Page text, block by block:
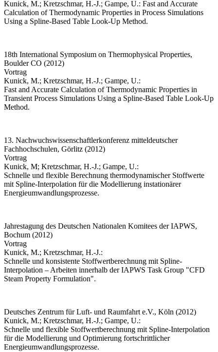
Kunick, M.; Kretzschmar, H.-J.; Gampe, U.: Fast and Accurate
Calculation of Thermodynamic Properties in Process Simulations
Using a Spline-Based Table Look-Up Method.
18th International Symposium on Thermophysical Properties,
Boulder CO (2012)
Vortrag
Kunick, M.; Kretzschmar, H.-J.; Gampe, U.:
Fast and Accurate Calculation of Thermodynamic Properties in
Transient Process Simulations Using a Spline-Based Table Look-Up
Method.
13. Nachwuchswissenschaftlerkonferenz mitteldeutscher
Fachhochschulen, Görlitz (2012)
Vortrag
Kunick, M; Kretzschmar, H.-J.; Gampe, U.:
Schnelle und flexible Berechnung thermodynamischer Stoffwerte
mit Spline-Interpolation für die Modellierung instationärer
Energieumwandlungsprozesse.
Jahrestagung des Deutschen Nationalen Komitees der IAPWS,
Bochum (2012)
Vortrag
Kunick, M.; Kretzschmar, H.-J.:
Schnelle und konsistente Stoffwertberechnung mit Spline-
Interpolation – Arbeiten innerhalb der IAPWS Task Group "CFD
Steam Property Formulation".
Deutsches Zentrum für Luft- und Raumfahrt e.V., Köln (2012)
Kunick, M.; Kretzschmar, H.-J.; Gampe, U.:
Schnelle und flexible Stoffwertberechnung mit Spline-Interpolation
für die Modellierung und Optimierung fortschrittlicher
Energieumwandlungsprozesse.